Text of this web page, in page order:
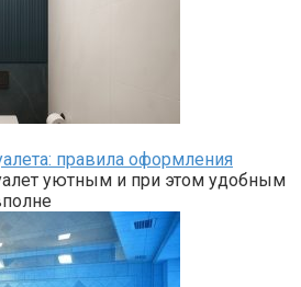
правила оформления
уютным и при этом удобным